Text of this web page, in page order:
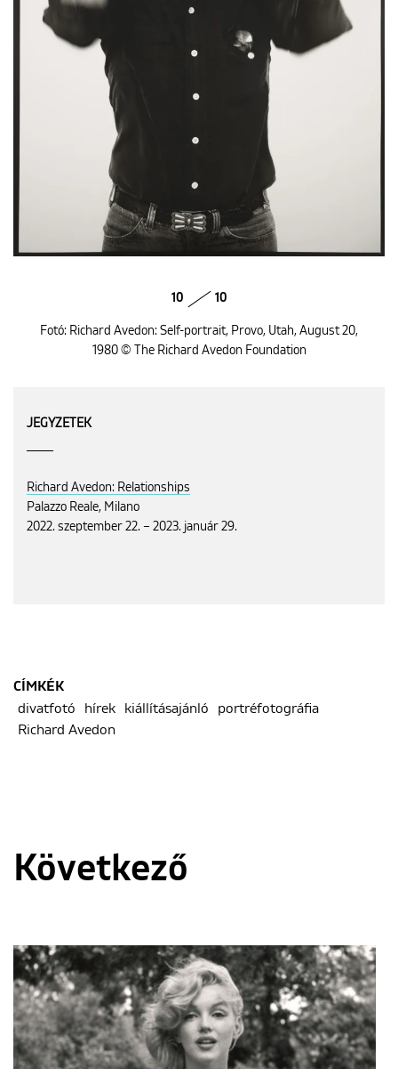
10 10
Fotó: Richard Avedon: Self-portrait, Provo, Utah, August 20,
1980 © The Richard Avedon Foundation
JEGYZETEK
Richard Avedon: Relationships
Palazzo Reale, Milano
2022. szeptember 22. – 2023. január 29.
CÍMKÉK
divatfotó
hírek kiállításajánló
portréfotográfia
Richard Avedon
Következő